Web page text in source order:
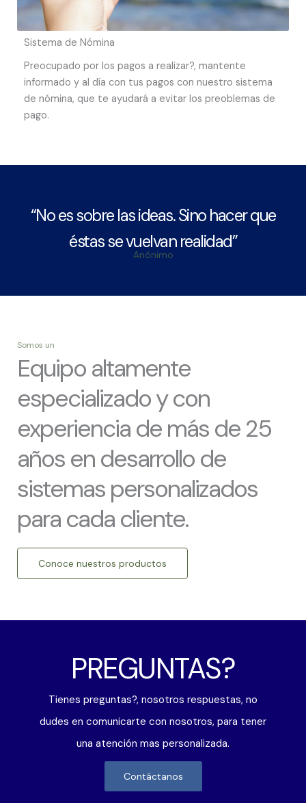
Sistema de Nómina
Preocupado por los pagos a realizar?, mantente
informado y al día con tus pagos con nuestro sistema
de nómina, que te ayudará a evitar los preoblemas de
pago.
“No es sobre las ideas. Sino hacer que
éstas se vuelvan realidad”
Anónimo
Somos un
Equipo altamente
especializado y con
experiencia de más de 25
años en desarrollo de
sistemas personalizados
para cada cliente.
Conoce nuestros productos
PREGUNTAS?
Tienes preguntas?, nosotros respuestas, no
dudes en comunicarte con nosotros, para tener
una atención mas personalizada.
Contáctanos